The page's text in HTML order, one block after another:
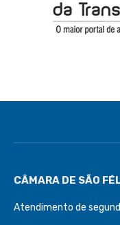
CÂMARA DE SÃO
Atendimento de